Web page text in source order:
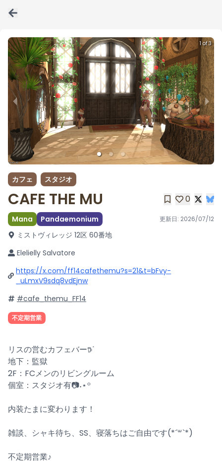
1 of 3
カフェ スタジオ
CAFE THE MU 0
Mana Pandaemonium 更新日: 2026/07/12
ミストヴィレッジ 12区 60番地
Elelielly Salvatore
https://x.com/ff14cafethemu?s=21&t=bFvy-
_uLmxV9sdq8vdEjnw
#cafe_themu_FF14
不定期営業
リスの営むカフェバー𖠚ᐝ
地下：監獄
2F：FCメンのリビングルーム
個室：スタジオ有📷˖⋆꙳
内装たまに変わります！
雑談、シャキ待ち、SS、寝落ちはご自由です(*´꒳`*)
不定期営業♪